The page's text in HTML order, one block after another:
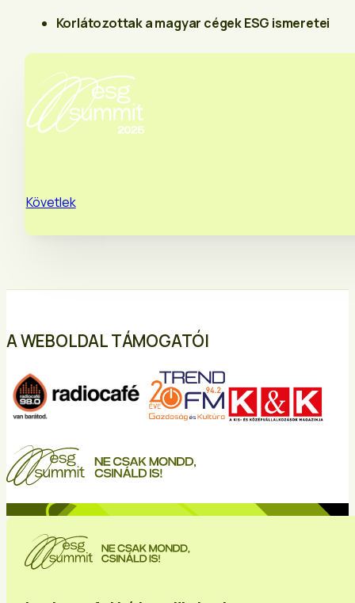
Korlátozottak a magyar cégek ESG ismeretei
Követlek
A WEBOLDAL TÁMOGATÓI